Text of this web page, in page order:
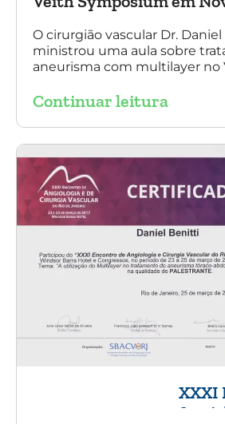
O cirurgião vascular Dr.
ministrou uma aula sobre
aneurisma com multilayer no
Continuar leitura
XXXI